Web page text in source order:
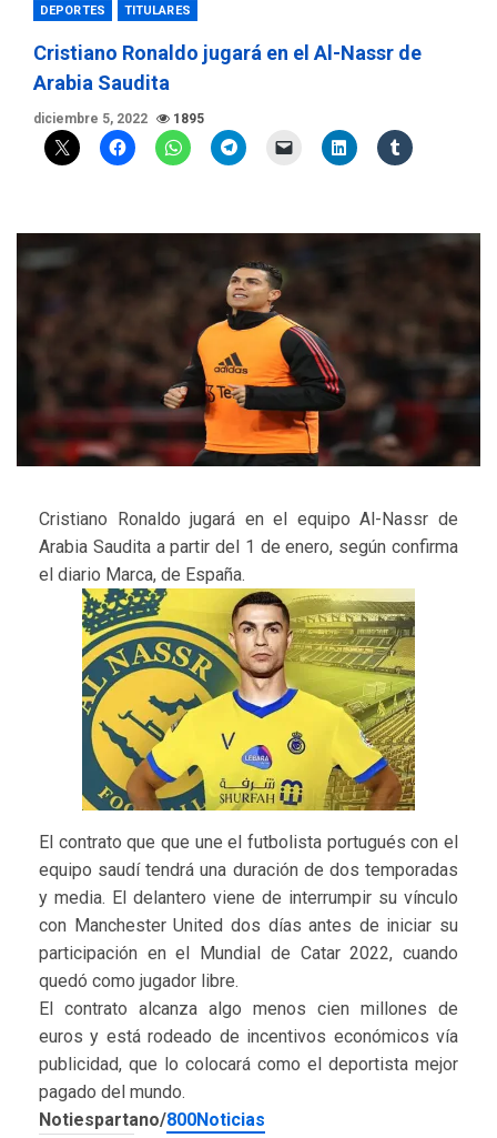
DEPORTES TITULARES
Cristiano Ronaldo jugará en el Al-Nassr de
Arabia Saudita
diciembre 5, 2022 1895
Cristiano Ronaldo jugará en el equipo Al-Nassr de
Arabia Saudita a partir del 1 de enero, según confirma
el diario Marca, de España.
El contrato que que une el futbolista portugués con el
equipo saudí tendrá una duración de dos temporadas
y media. El delantero viene de interrumpir su vínculo
con Manchester United dos días antes de iniciar su
participación en el Mundial de Catar 2022, cuando
quedó como jugador libre.
El contrato alcanza algo menos cien millones de
euros y está rodeado de incentivos económicos vía
publicidad, que lo colocará como el deportista mejor
pagado del mundo.
Notiespartano/800Noticias